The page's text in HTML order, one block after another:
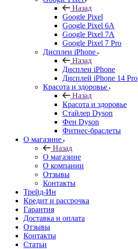
Назад
Google Pixel
Google Pixel 6A
Google Pixel 7А
Google Pixel 7 Pro
Дисплеи iPhone
Назад
Дисплеи iPhone
Дисплей iPhone 14 Pro
Красота и здоровье
Назад
Красота и здоровье
Стайлер Dyson
Фен Dyson
Фитнес-браслеты
О магазине
Назад
О магазине
О компании
Отзывы
Контакты
Трейд-Ин
Кредит и рассрочка
Гарантия
Доставка и оплата
Отзывы
Контакты
Статьи